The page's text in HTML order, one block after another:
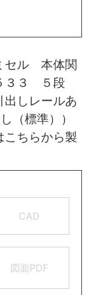
セル 本体関
３３ ５段
しレールあ
（標準））
こちらから製
CAD
図面PDF